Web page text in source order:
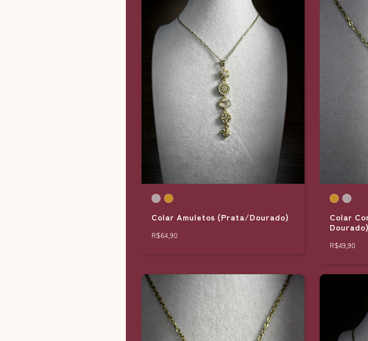
Colar Amuletos (Prata/Dourado)
R$64,90
Colar
Dourado)
R$49,90